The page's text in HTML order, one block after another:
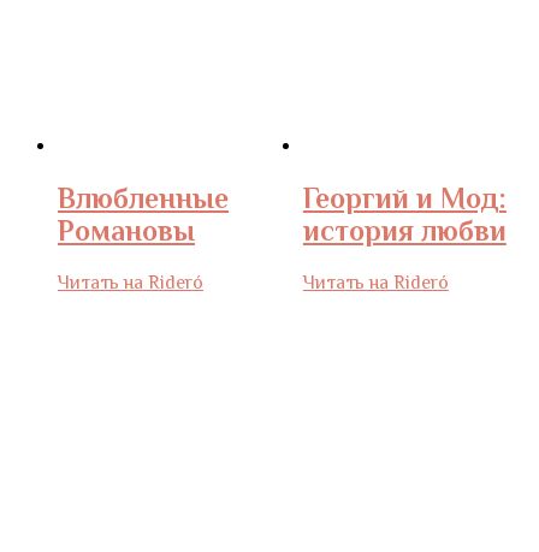
Влюбленные
Романовы
Читать на Rideró
Георгий и Мод:
история любви
Читать на Rideró